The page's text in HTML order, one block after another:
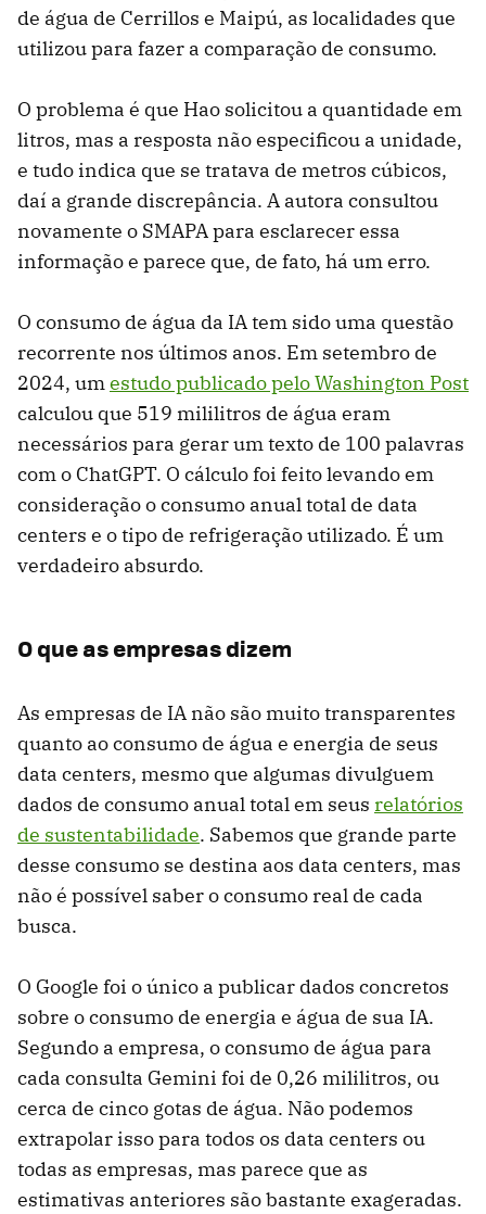
de água de Cerrillos e Maipú, as localidades que
utilizou para fazer a comparação de consumo.
O problema é que Hao solicitou a quantidade em
litros, mas a resposta não especificou a unidade,
e tudo indica que se tratava de metros cúbicos,
daí a grande discrepância. A autora consultou
novamente o SMAPA para esclarecer essa
informação e parece que, de fato, há um erro.
O consumo de água da IA ​​tem sido uma questão
recorrente nos últimos anos. Em setembro de
2024, umestudo publicado pelo Washington Post
calculou que 519 mililitros de água eram
necessários para gerar um texto de 100 palavras
com o ChatGPT. O cálculo foi feito levando em
consideração o consumo anual total de data
centers e o tipo de refrigeração utilizado. É um
verdadeiro absurdo.
O que as empresas dizem
As empresas de IA não são muito transparentes
quanto ao consumo de água e energia de seus
data centers, mesmo que algumas divulguem
dados de consumo anual total em seus relatórios
de sustentabilidade. Sabemos que grande parte
desse consumo se destina aos data centers, mas
não é possível saber o consumo real de cada
busca.
O Google foi o único a publicar dados concretos
sobre o consumo de energia e água de sua IA.
Segundo a empresa, o consumo de água para
cada consulta Gemini foi de 0,26 mililitros, ou
cerca de cinco gotas de água. Não podemos
extrapolar isso para todos os data centers ou
todas as empresas, mas parece que as
estimativas anteriores são bastante exageradas.